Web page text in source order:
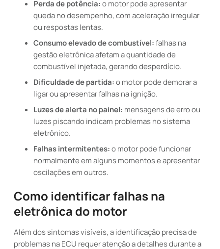
Perda de potência:o motor pode apresentar
queda no desempenho, com aceleração irregular
ou respostas lentas.
Consumo elevado de combustível:falhas na
gestão eletrônica afetam a quantidade de
combustível injetada, gerando desperdício.
Dificuldade de partida:o motor pode demorar a
ligar ou apresentar falhas na ignição.
Luzes de alerta no painel: mensagens de erro ou
luzes piscando indicam problemas no sistema
eletrônico.
Falhas intermitentes:o motor pode funcionar
normalmente em alguns momentos e apresentar
oscilações em outros.
Como identificar falhas na
eletrônica do motor
Além dos sintomas visíveis, a identificação precisa de
problemas na ECU requer atenção a detalhes durante a